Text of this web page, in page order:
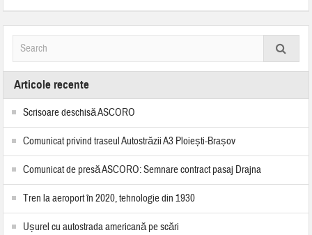
Articole recente
Scrisoare deschisă ASCORO
Comunicat privind traseul Autostrăzii A3 Ploiești-Brașov
Comunicat de presă ASCORO: Semnare contract pasaj Drajna
Tren la aeroport în 2020, tehnologie din 1930
Ușurel cu autostrada americană pe scări